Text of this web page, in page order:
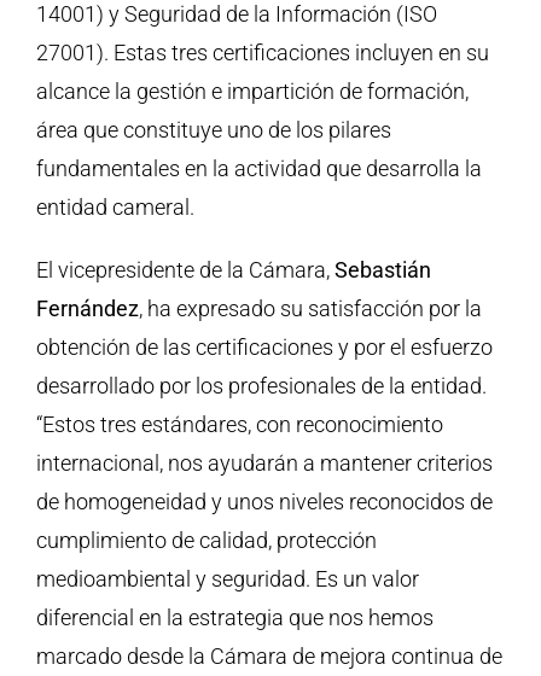
14001) y Seguridad de la Información (ISO
27001). Estas tres certificaciones incluyen en su
alcance la gestión e impartición de formación,
área que constituye uno de los pilares
fundamentales en la actividad que desarrolla la
entidad cameral.
El vicepresidente de la Cámara,Sebastián
Fernández, ha expresado su satisfacción por la
obtención de las certificaciones y por el esfuerzo
desarrollado por los profesionales de la entidad.
“Estos tres estándares, con reconocimiento
internacional, nos ayudarán a mantener criterios
de homogeneidad y unos niveles reconocidos de
cumplimiento de calidad, protección
medioambiental y seguridad. Es un valor
diferencial en la estrategia que nos hemos
marcado desde la Cámara de mejora continua de